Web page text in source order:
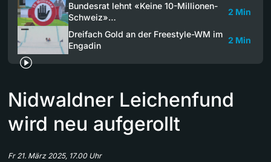
Bundesrat lehnt «Keine 10-Millionen-
Schweiz»…
2 Min
Dreifach Gold an der Freestyle-WM im
Engadin
2 Min
Nidwaldner Leichenfund
wird neu aufgerollt
Fr 21. März 2025, 17.00 Uhr